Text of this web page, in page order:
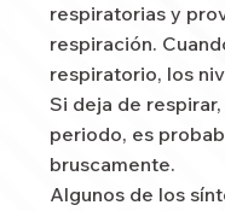
respiratorias y
respiración.
respiratorio, los
Si deja de
periodo, es
bruscamente.
Algunos de los